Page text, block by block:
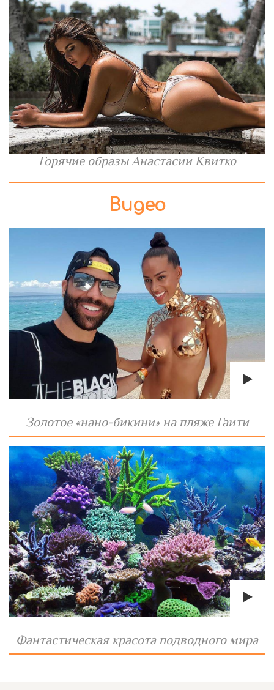
Горячие образы Анастасии Квитко
Видео
Золотое «нано-бикини» на пляже Гаити
Фантастическая красота подводного мира